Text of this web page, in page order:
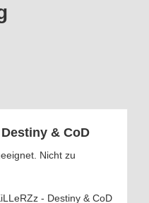
& CoD
Nicht zu
- Destiny & CoD